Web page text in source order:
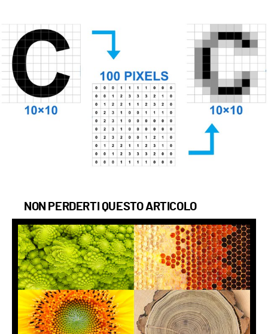
NON PERDERTI QUESTO ARTICOLO